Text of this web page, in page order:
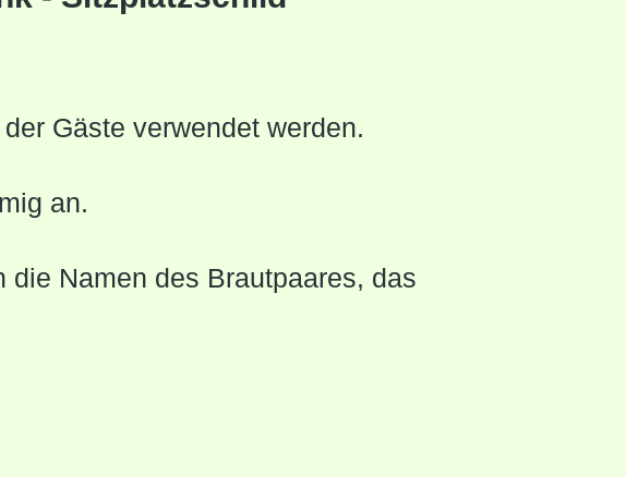
Gäste verwendet werden.
an.
Namen des Brautpaares, das